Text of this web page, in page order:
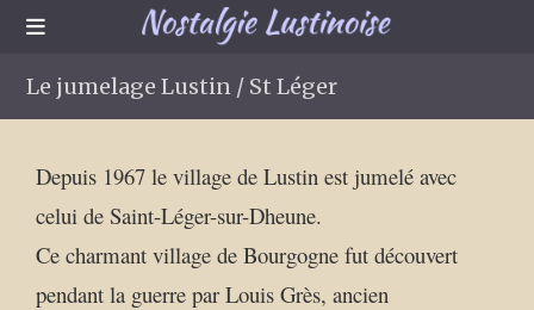
Le jumelage Lustin / St Léger
Depuis 1967 le village de Lustin est jumelé avec
celui de Saint-Léger-sur-Dheune.
Ce charmant village de Bourgogne fut découvert
pendant la guerre par Louis Grès, ancien